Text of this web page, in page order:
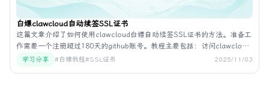
白嫖clawcloud自动续签SSL证书
这篇文章介绍了如何使用clawcloud白嫖自动续签SSL证书的方法。准备工
作需要一个注册超过180天的github账号。教程主要包括：访问clawcloud
官网，使用github账号登录，确认账户余额足够，输入安全入口、账号和
学习分享 #白嫖教程#SSL证书 2025/11/03